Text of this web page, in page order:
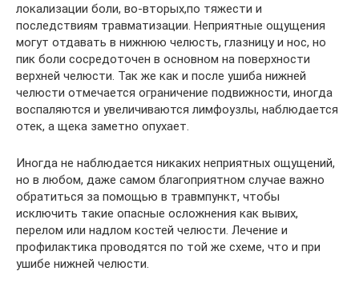
локализации боли, во-вторых,по тяжести и
последствиям травматизации. Неприятные ощущения
могут отдавать в нижнюю челюсть, глазницу и нос, но
пик боли сосредоточен в основном на поверхности
верхней челюсти. Так же как и после ушиба нижней
челюсти отмечается ограничение подвижности, иногда
воспаляются и увеличиваются лимфоузлы, наблюдается
отек, а щека заметно опухает.
Иногда не наблюдается никаких неприятных ощущений,
но в любом, даже самом благоприятном случае важно
обратиться за помощью в травмпункт, чтобы
исключить такие опасные осложнения как вывих,
перелом или надлом костей челюсти. Лечение и
профилактика проводятся по той же схеме, что и при
ушибе нижней челюсти.